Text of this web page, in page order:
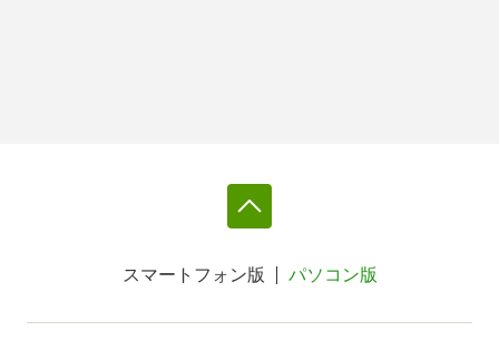
スマートフォン版 パソコン版